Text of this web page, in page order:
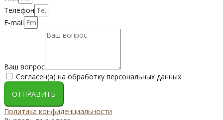
Телефон
E-mail
Ваш вопрос
Согласен(а) на обработку персональных данных
ОТПРАВИТЬ
Политика конфиденциальности